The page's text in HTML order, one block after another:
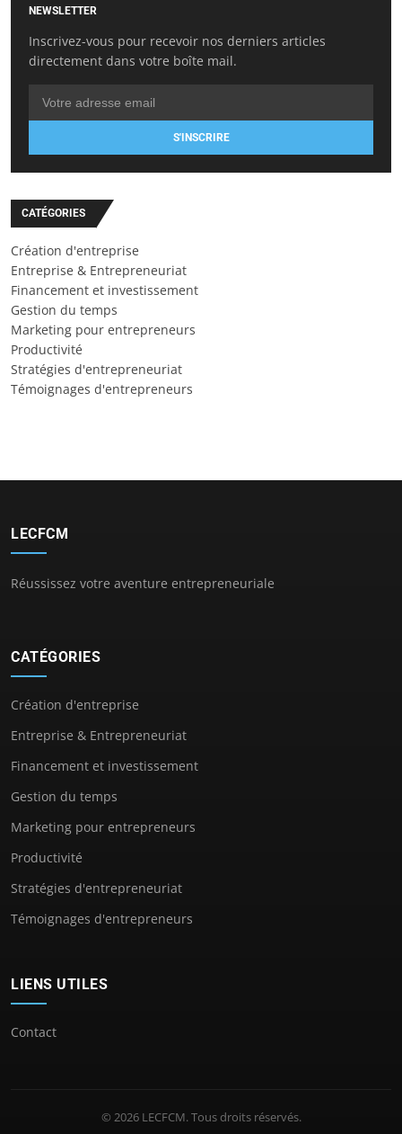
NEWSLETTER
Inscrivez-vous pour recevoir nos derniers articles
directement dans votre boîte mail.
S'INSCRIRE
CATÉGORIES
Création d'entreprise
Entreprise & Entrepreneuriat
Financement et investissement
Gestion du temps
Marketing pour entrepreneurs
Productivité
Stratégies d'entrepreneuriat
Témoignages d'entrepreneurs
LECFCM
Réussissez votre aventure entrepreneuriale
CATÉGORIES
Création d'entreprise
Entreprise & Entrepreneuriat
Financement et investissement
Gestion du temps
Marketing pour entrepreneurs
Productivité
Stratégies d'entrepreneuriat
Témoignages d'entrepreneurs
LIENS UTILES
Contact
© 2026 LECFCM. Tous droits réservés.